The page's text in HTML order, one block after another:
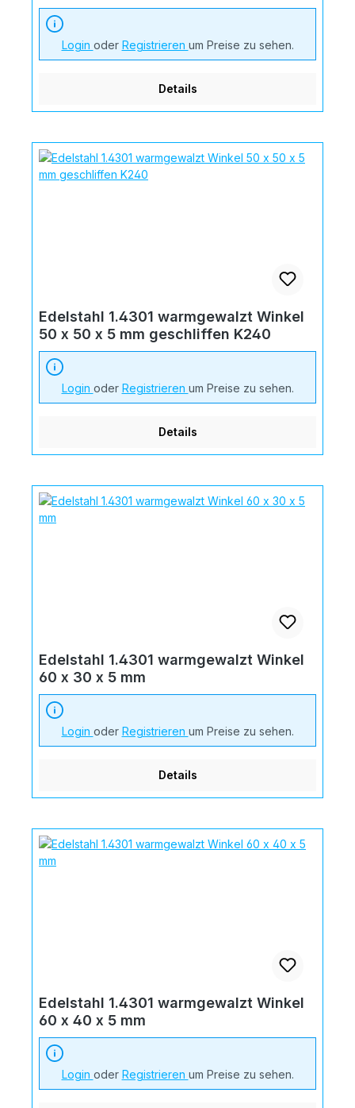
Login oder Registrieren um Preise zu sehen.
Details
Edelstahl 1.4301 warmgewalzt Winkel
50 x 50 x 5 mm geschliffen K240
Login oder Registrieren um Preise zu sehen.
Details
Edelstahl 1.4301 warmgewalzt Winkel
60 x 30 x 5 mm
Login oder Registrieren um Preise zu sehen.
Details
Edelstahl 1.4301 warmgewalzt Winkel
60 x 40 x 5 mm
Login oder Registrieren um Preise zu sehen.